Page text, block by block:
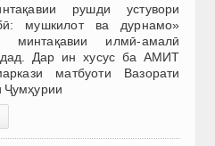
рушди устувори
мушкилот ва дурнамо»
илмӣ-амалӣ
Дар ин хусус ба АМИТ
матбуоти Вазорати